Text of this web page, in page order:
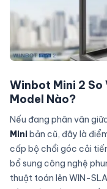
Winbot Mini 2 So
Model Nào?
Nếu đang phân vân
Minibản cũ, đây là
cấp bộ chổi góc cải
bổ sung công nghệ
thuật toán lên WIN-